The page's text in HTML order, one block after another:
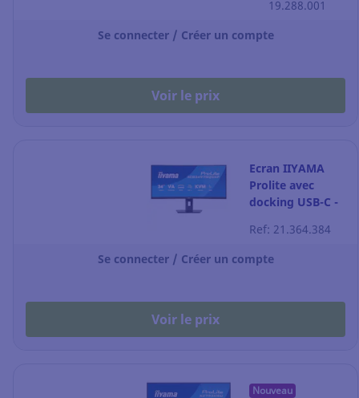
19.288.001
Se connecter / Créer un compte
Voir le prix
Ecran IIYAMA
Prolite avec
docking USB-C -
B1 - 34" - noir
Ref: 21.364.384
Se connecter / Créer un compte
Voir le prix
Nouveau